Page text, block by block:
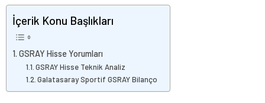
İçerik Konu Başlıkları
GSRAY Hisse Yorumları
GSRAY Hisse Teknik Analiz
Galatasaray Sportif GSRAY Bilanço